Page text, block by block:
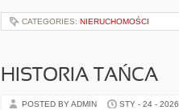
CATEGORIES: NIERUCHOMOŚCI
HISTORIA TAŃCA
POSTED BY ADMIN STY - 24 - 2026